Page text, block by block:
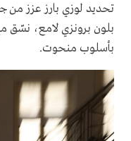
تحديد لوزي بارز عزز من
بلون برونزي لامع، نسّق
بأسلوب منحوت.